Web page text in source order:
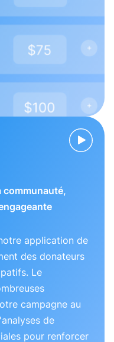
communauté,
application de
des donateurs
Le
campagne au
de
pour renforcer